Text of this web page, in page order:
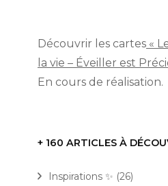
Découvrir les cartes «
la vie – Éveiller est
En cours de réalisation.
+ 160 ARTICLES À
Inspirations ✨ (26)